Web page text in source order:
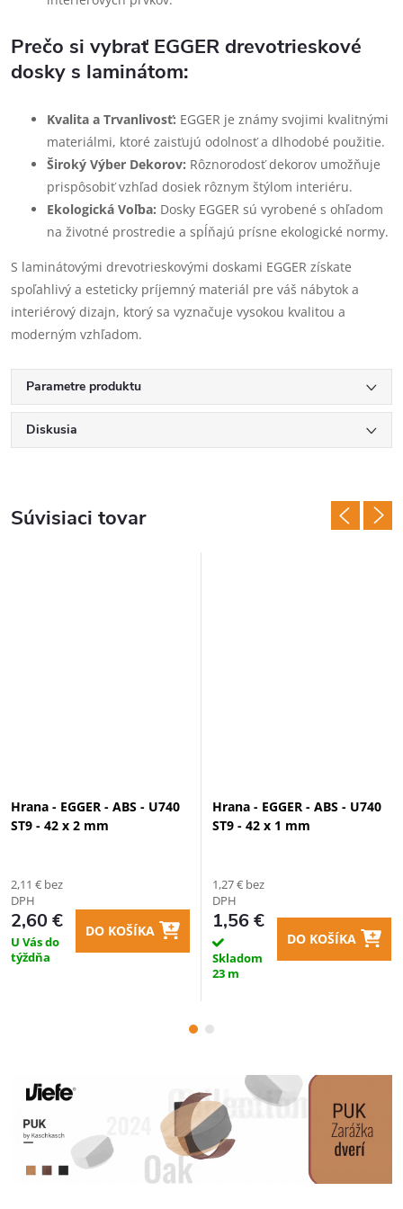
Prečo si vybrať EGGER drevotrieskové
dosky s laminátom:
Kvalita a Trvanlivosť: EGGER je známy svojimi kvalitnými
materiálmi, ktoré zaisťujú odolnosť a dlhodobé použitie.
Široký Výber Dekorov: Rôznorodosť dekorov umožňuje
prispôsobiť vzhľad dosiek rôznym štýlom interiéru.
Ekologická Voľba: Dosky EGGER sú vyrobené s ohľadom
na životné prostredie a spĺňajú prísne ekologické normy.
S laminátovými drevotrieskovými doskami EGGER získate
spoľahlivý a esteticky príjemný materiál pre váš nábytok a
interiérový dizajn, ktorý sa vyznačuje vysokou kvalitou a
moderným vzhľadom.
Parametre produktu
Diskusia
Súvisiaci tovar
Hrana - EGGER - ABS - U740
ST9 - 42 x 2 mm
2,11 € bez
DPH
2,60 €
U Vás do
týždňa
DO KOŠÍKA
Hrana - EGGER - ABS - U740
ST9 - 42 x 1 mm
1,27 € bez
DPH
1,56 €
Skladom
23 m
DO KOŠÍKA